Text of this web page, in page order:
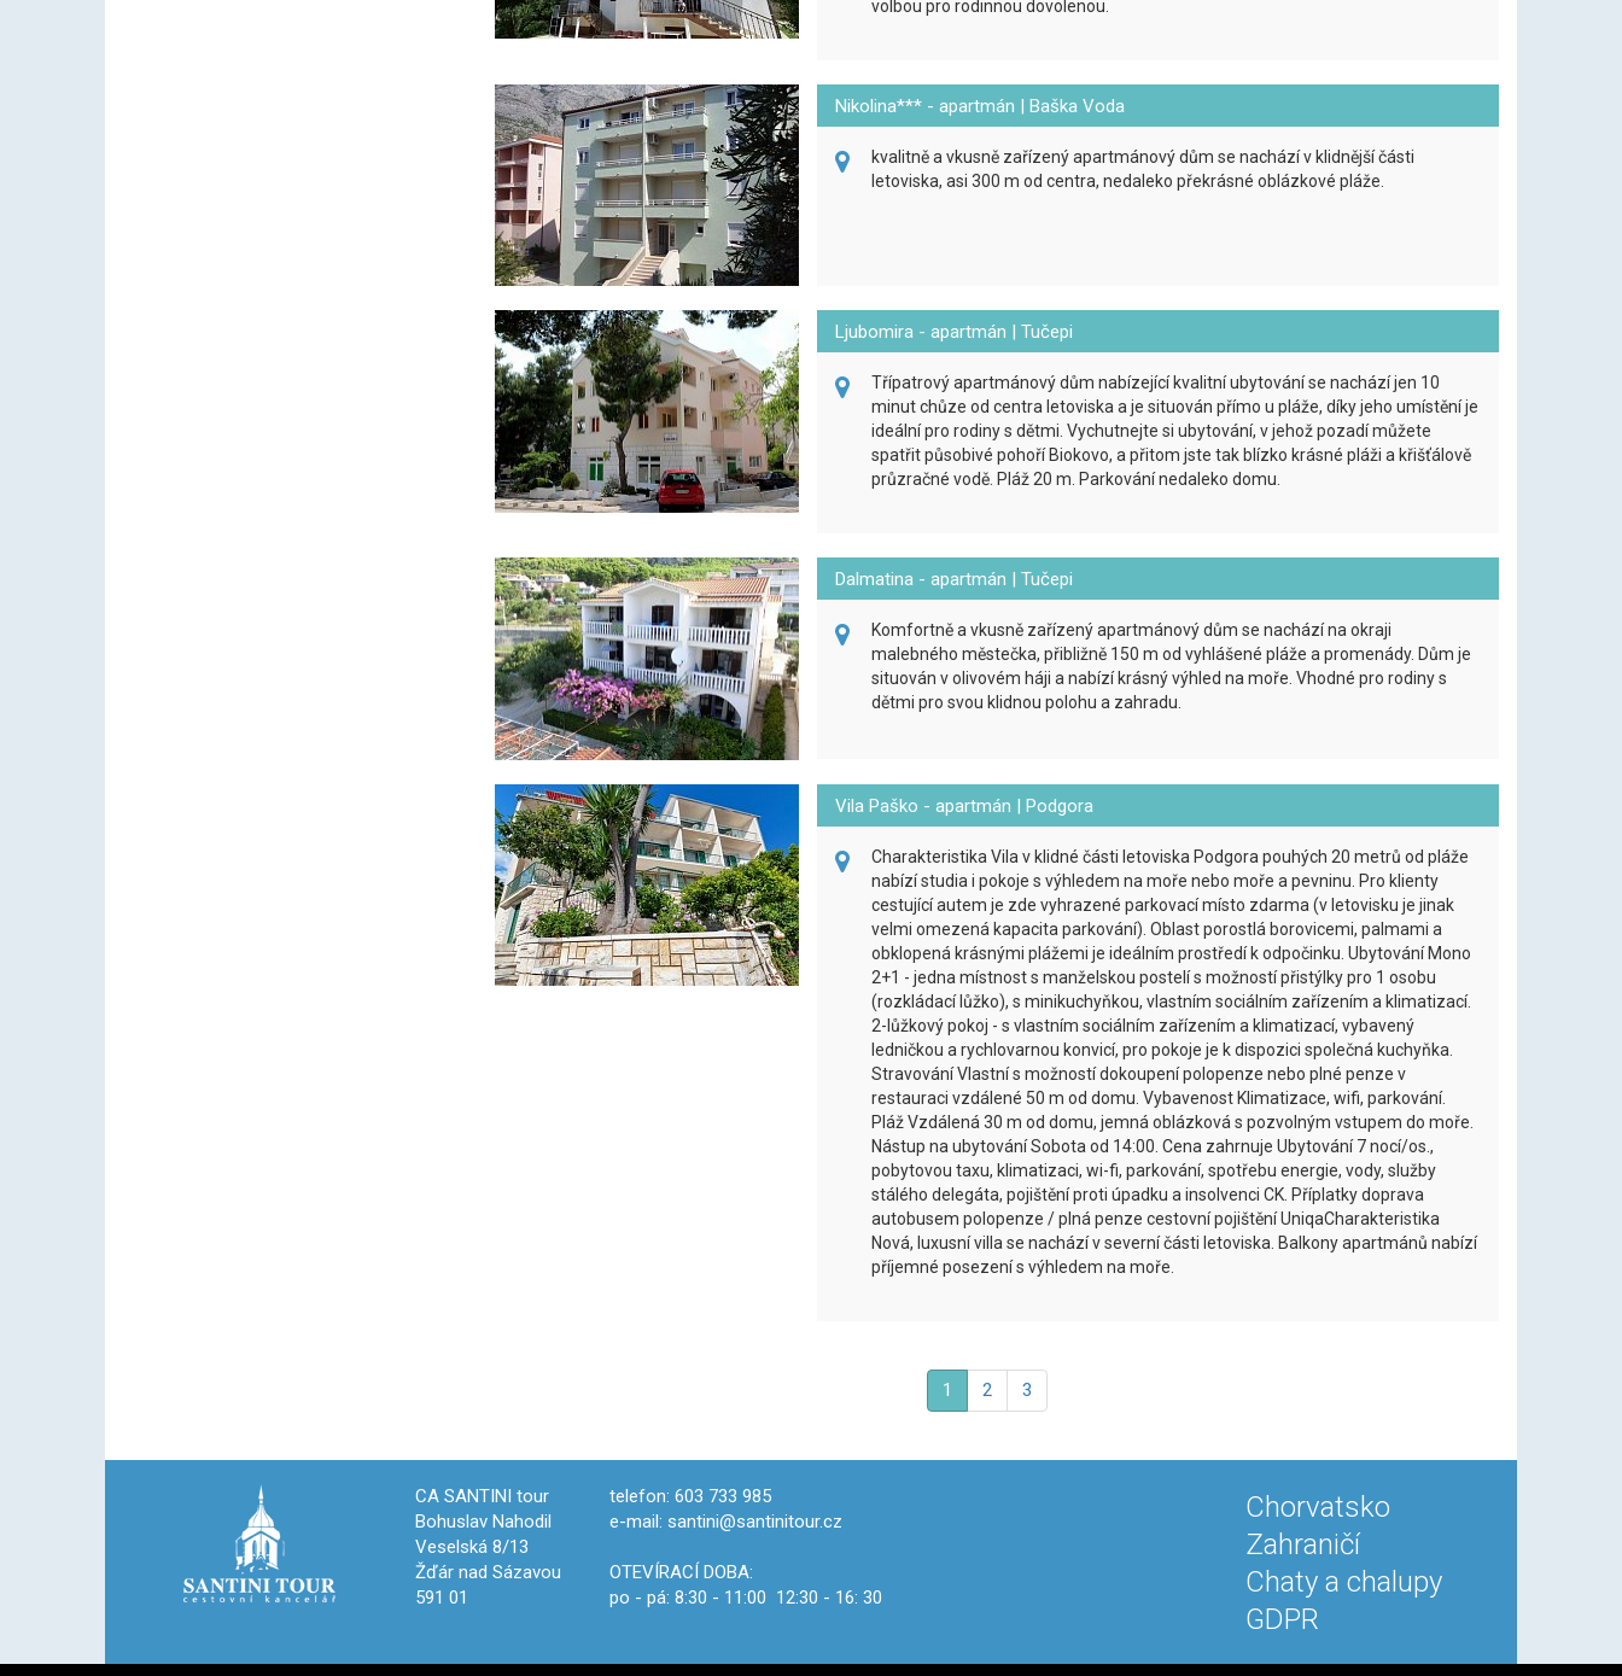
volbou pro rodinnou dovolenou.
Nikolina*** - apartmán | Baška Voda
kvalitně a vkusně zařízený apartmánový dům se nachází v klidnější části
letoviska, asi 300 m od centra, nedaleko překrásné oblázkové pláže.
Ljubomira - apartmán | Tučepi
Třípatrový apartmánový dům nabízející kvalitní ubytování se nachází jen 10
minut chůze od centra letoviska a je situován přímo u pláže, díky jeho umístění je
ideální pro rodiny s dětmi. Vychutnejte si ubytování, v jehož pozadí můžete
spatřit působivé pohoří Biokovo, a přitom jste tak blízko krásné pláži a křišťálově
průzračné vodě. Pláž 20 m. Parkování nedaleko domu.
Dalmatina - apartmán | Tučepi
Komfortně a vkusně zařízený apartmánový dům se nachází na okraji
malebného městečka, přibližně 150 m od vyhlášené pláže a promenády. Dům je
situován v olivovém háji a nabízí krásný výhled na moře. Vhodné pro rodiny s
dětmi pro svou klidnou polohu a zahradu.
Vila Paško - apartmán | Podgora
Charakteristika Vila v klidné části letoviska Podgora pouhých 20 metrů od pláže
nabízí studia i pokoje s výhledem na moře nebo moře a pevninu. Pro klienty
cestující autem je zde vyhrazené parkovací místo zdarma (v letovisku je jinak
velmi omezená kapacita parkování). Oblast porostlá borovicemi, palmami a
obklopená krásnými plážemi je ideálním prostředí k odpočinku. Ubytování Mono
2+1 - jedna místnost s manželskou postelí s možností přistýlky pro 1 osobu
(rozkládací lůžko), s minikuchyňkou, vlastním sociálním zařízením a klimatizací.
2-lůžkový pokoj - s vlastním sociálním zařízením a klimatizací, vybavený
ledničkou a rychlovarnou konvicí, pro pokoje je k dispozici společná kuchyňka.
Stravování Vlastní s možností dokoupení polopenze nebo plné penze v
restauraci vzdálené 50 m od domu. Vybavenost Klimatizace, wifi, parkování.
Pláž Vzdálená 30 m od domu, jemná oblázková s pozvolným vstupem do moře.
Nástup na ubytování Sobota od 14:00. Cena zahrnuje Ubytování 7 nocí/os.,
pobytovou taxu, klimatizaci, wi-fi, parkování, spotřebu energie, vody, služby
stálého delegáta, pojištění proti úpadku a insolvenci CK. Příplatky doprava
autobusem polopenze / plná penze cestovní pojištění UniqaCharakteristika
Nová, luxusní villa se nachází v severní části letoviska. Balkony apartmánů nabízí
příjemné posezení s výhledem na moře.
1 2 3
CA SANTINI tour
telefon: 603 733 985
Bohuslav Nahodil
e-mail: santini@santinitour.cz
Veselská 8/13
Žďár nad Sázavou
OTEVÍRACÍ DOBA:
591 01
po - pá: 8:30 - 11:00 12:30 - 16: 30
Chorvatsko
Zahraničí
Chaty a chalupy
GDPR